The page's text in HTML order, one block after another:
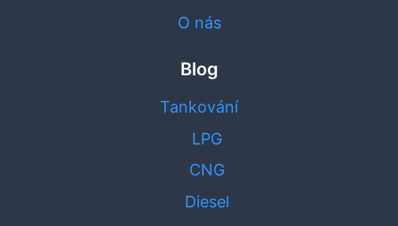
O nás
Blog
Tankování
LPG
CNG
Diesel